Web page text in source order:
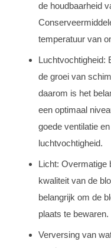
de houdbaarheid
temperatuur van
Luchtvochtigheid:
de groei van
daarom is het
een optimaal
goede ventilatie
luchtvochtigheid.
Licht: Overmatige
kwaliteit van de
belangrijk om de
plaats te bewaren.
Verversing van